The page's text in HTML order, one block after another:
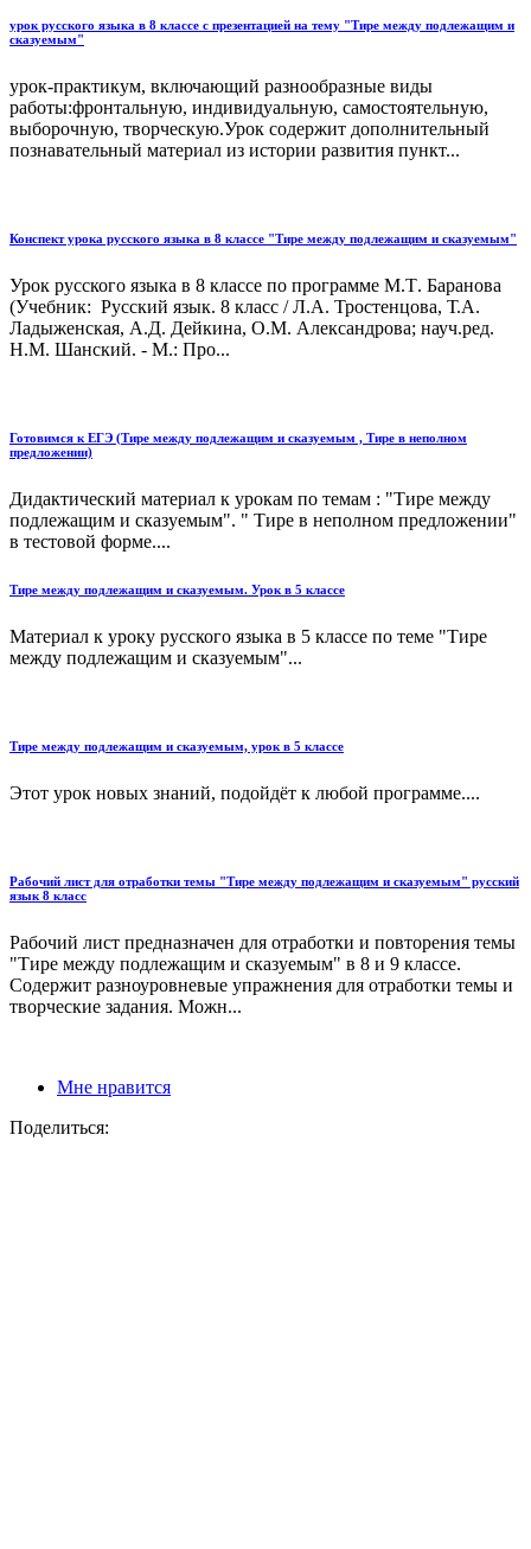
урок русского языка в 8 классе с презентацией на тему "Тире между подлежащим и
сказуемым"
урок-практикум, включающий разнообразные виды
работы:фронтальную, индивидуальную, самостоятельную,
выборочную, творческую.Урок содержит дополнительный
познавательный материал из истории развития пункт...
Конспект урока русского языка в 8 классе "Тире между подлежащим и сказуемым"
Урок русского языка в 8 классе по программе М.Т. Баранова
(Учебник: Русский язык. 8 класс / Л.А. Тростенцова, Т.А.
Ладыженская, А.Д. Дейкина, О.М. Александрова; науч.ред.
Н.М. Шанский. - М.: Про...
Готовимся к ЕГЭ (Тире между подлежащим и сказуемым , Тире в неполном
предложении)
Дидактический материал к урокам по темам : "Тире между
подлежащим и сказуемым". " Тире в неполном предложении"
в тестовой форме....
Тире между подлежащим и сказуемым. Урок в 5 классе
Материал к уроку русского языка в 5 классе по теме "Тире
между подлежащим и сказуемым"...
Тире между подлежащим и сказуемым, урок в 5 классе
Этот урок новых знаний, подойдёт к любой программе....
Рабочий лист для отработки темы "Тире между подлежащим и сказуемым" русский
язык 8 класс
Рабочий лист предназначен для отработки и повторения темы
"Тире между подлежащим и сказуемым" в 8 и 9 классе.
Содержит разноуровневые упражнения для отработки темы и
творческие задания. Можн...
Мне нравится
Поделиться: